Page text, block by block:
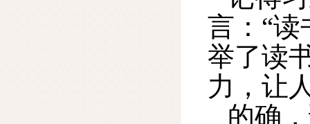
言：“
举了读
力，让
的确